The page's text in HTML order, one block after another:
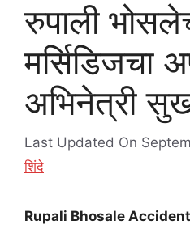
रुपाली
मर्सिडिजचा
अभिनेत्री
Last Updated On
शिंदे
Rupali Bhosale